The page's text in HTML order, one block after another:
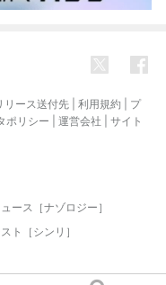
リース送付先 利用規約
プ
ポリシー 運営会社
サイト
ース［ナゾロジー］
ト［シンリ］